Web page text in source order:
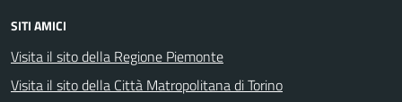
SITI AMICI
Visita il sito della Regione Piemonte
Visita il sito della Città Matropolitana di Torino